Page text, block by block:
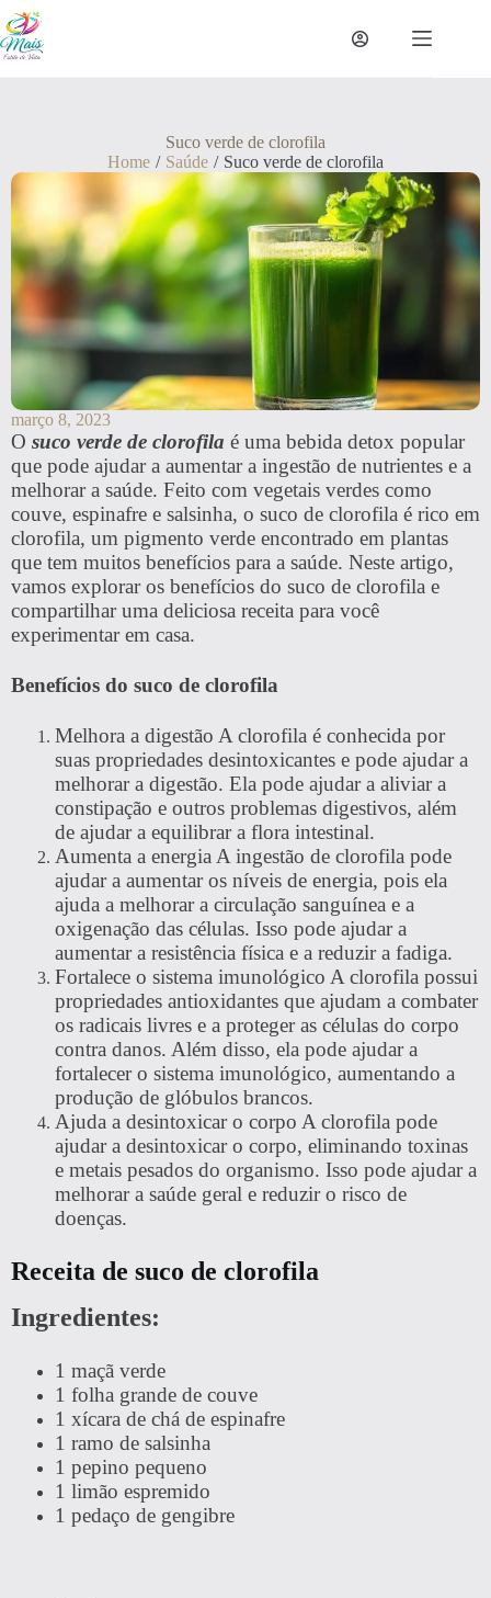
Suco verde de clorofila
Home / Saúde / Suco verde de clorofila
março 8, 2023
O suco verde de clorofila é uma bebida detox popular
que pode ajudar a aumentar a ingestão de nutrientes e a
melhorar a saúde. Feito com vegetais verdes como
couve, espinafre e salsinha, o suco de clorofila é rico em
clorofila, um pigmento verde encontrado em plantas
que tem muitos benefícios para a saúde. Neste artigo,
vamos explorar os benefícios do suco de clorofila e
compartilhar uma deliciosa receita para você
experimentar em casa.
Benefícios do suco de clorofila
Melhora a digestão A clorofila é conhecida por
suas propriedades desintoxicantes e pode ajudar a
melhorar a digestão. Ela pode ajudar a aliviar a
constipação e outros problemas digestivos, além
de ajudar a equilibrar a flora intestinal.
Aumenta a energia A ingestão de clorofila pode
ajudar a aumentar os níveis de energia, pois ela
ajuda a melhorar a circulação sanguínea e a
oxigenação das células. Isso pode ajudar a
aumentar a resistência física e a reduzir a fadiga.
Fortalece o sistema imunológico A clorofila possui
propriedades antioxidantes que ajudam a combater
os radicais livres e a proteger as células do corpo
contra danos. Além disso, ela pode ajudar a
fortalecer o sistema imunológico, aumentando a
produção de glóbulos brancos.
Ajuda a desintoxicar o corpo A clorofila pode
ajudar a desintoxicar o corpo, eliminando toxinas
e metais pesados do organismo. Isso pode ajudar a
melhorar a saúde geral e reduzir o risco de
doenças.
Receita de suco de clorofila
Ingredientes:
1 maçã verde
1 folha grande de couve
1 xícara de chá de espinafre
1 ramo de salsinha
1 pepino pequeno
1 limão espremido
1 pedaço de gengibre